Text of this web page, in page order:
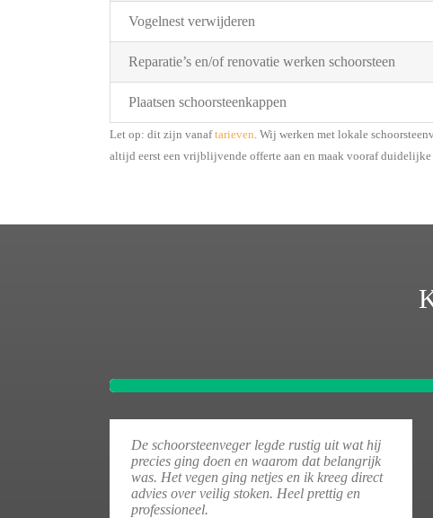
Vogelnest verwijderen
Reparatie’s en/of renovatie werken schoorsteen
Plaatsen schoorsteenkappen
Let op: dit zijn vanaftarieven . Wij werken met lokale
altijd eerst een vrijblijvende offerte aan en maak vooraf duidelijke
De schoorsteenveger legde rustig uit wat hij
precies ging doen en waarom dat belangrijk
was. Het vegen ging netjes en ik kreeg direct
advies over veilig stoken. Heel prettig en
professioneel.